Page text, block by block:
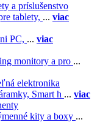
a príslušenstvo
tablety, ... viac
PC, ... viac
monitory a pro ...
elektronika
Smart h ... viac
kity a boxy ...